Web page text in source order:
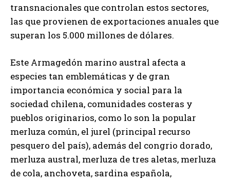
transnacionales que controlan estos sectores,
las que provienen de exportaciones anuales que
superan los 5.000 millones de dólares.
Este Armagedón marino austral afecta a
especies tan emblemáticas y de gran
importancia económica y social para la
sociedad chilena, comunidades costeras y
pueblos originarios, como lo son la popular
merluza común, el jurel (principal recurso
pesquero del país), además del congrio dorado,
merluza austral, merluza de tres aletas, merluza
de cola, anchoveta, sardina española,